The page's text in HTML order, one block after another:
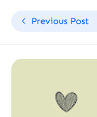
Previous Post